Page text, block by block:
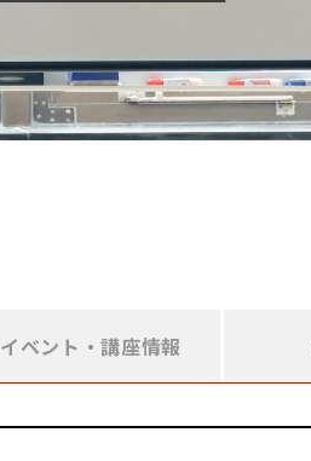
イベント・講座情報